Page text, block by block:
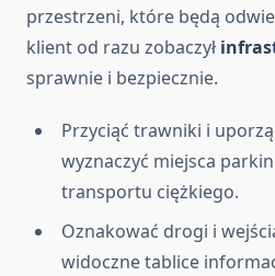
przestrzeni, które będą
klient od razu zobaczył
sprawnie i bezpiecznie.
Przyciąć trawniki i
wyznaczyć miejsca
transportu ciężkiego.
Oznakować drogi i
widoczne tablice